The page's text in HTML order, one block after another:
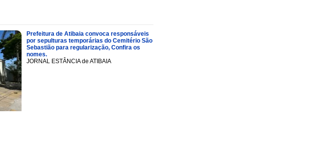
Prefeitura de Atibaia convoca responsáveis
por sepulturas temporárias do Cemitério São
Sebastião para regularização, Confira os
nomes.
JORNAL ESTÂNCIA de ATIBAIA